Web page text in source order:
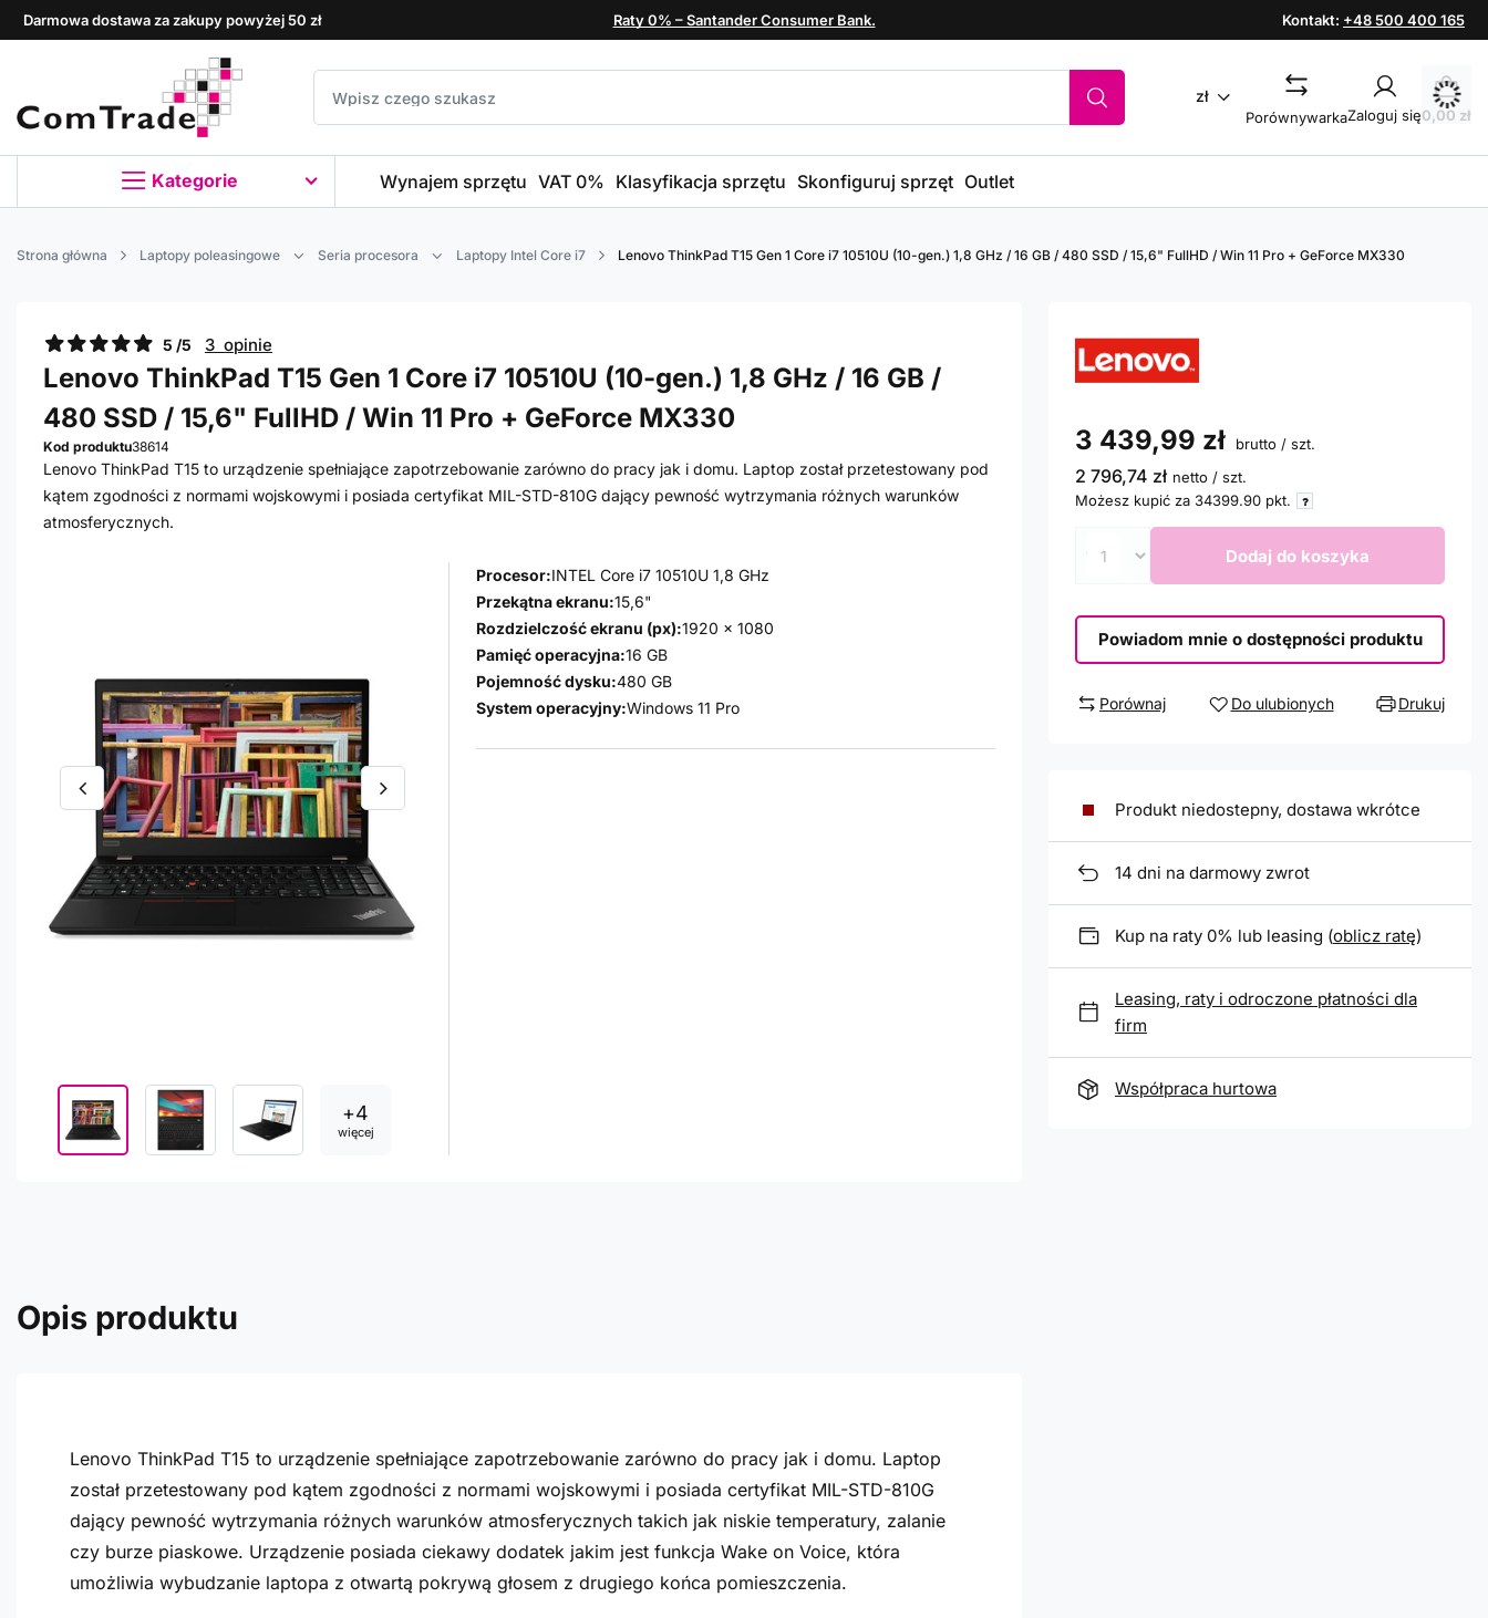
Darmowa dostawa za zakupy powyżej 50 zł Raty 0% – Santander Consumer Bank. Kontakt: +48 500 400 165
zł
PorównywarkaZaloguj się0,00 zł
Kategorie Wynajem sprzętu VAT 0% Klasyfikacja sprzętu Skonfiguruj sprzęt Outlet
Strona główna Laptopy poleasingowe Seria procesora Laptopy Intel Core i7 Lenovo ThinkPad T15 Gen 1 Core i7 10510U (10-gen.) 1,8 GHz / 16 GB / 480 SSD / 15,6" FullHD / Win 11 Pro + GeForce MX330
5 /5 3 opinie
Lenovo ThinkPad T15 Gen 1 Core i7 10510U (10-gen.) 1,8 GHz / 16 GB /
480 SSD / 15,6" FullHD / Win 11 Pro + GeForce MX330
Kod produktu38614
Lenovo ThinkPad T15 to urządzenie spełniające zapotrzebowanie zarówno do pracy jak i domu. Laptop został przetestowany pod
kątem zgodności z normami wojskowymi i posiada certyfikat MIL-STD-810G dający pewność wytrzymania różnych warunków
atmosferycznych.
+4
więcej
Procesor:INTEL Core i7 10510U 1,8 GHz
Przekątna ekranu:15,6"
Rozdzielczość ekranu (px):1920 x 1080
Pamięć operacyjna:16 GB
Pojemność dysku:480 GB
System operacyjny:Windows 11 Pro
3 439,99 zł brutto / szt.
2 796,74 zł netto / szt.
Możesz kupić za 34399.90 pkt.
Dodaj do koszyka
Powiadom mnie o dostępności produktu
Porównaj Do ulubionych Drukuj
Produkt niedostepny, dostawa wkrótce
14 dni na darmowy zwrot
Kup na raty 0% lub leasing (oblicz ratę)
Leasing, raty i odroczone płatności dla
firm
Współpraca hurtowa
Opis produktu
Lenovo ThinkPad T15 to urządzenie spełniające zapotrzebowanie zarówno do pracy jak i domu. Laptop
został przetestowany pod kątem zgodności z normami wojskowymi i posiada certyfikat MIL-STD-810G
dający pewność wytrzymania różnych warunków atmosferycznych takich jak niskie temperatury, zalanie
czy burze piaskowe. Urządzenie posiada ciekawy dodatek jakim jest funkcja Wake on Voice, która
umożliwia wybudzanie laptopa z otwartą pokrywą głosem z drugiego końca pomieszczenia.